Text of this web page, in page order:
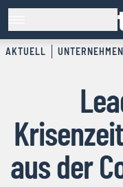
AKTUELL UNTERNEHMEN
aus der